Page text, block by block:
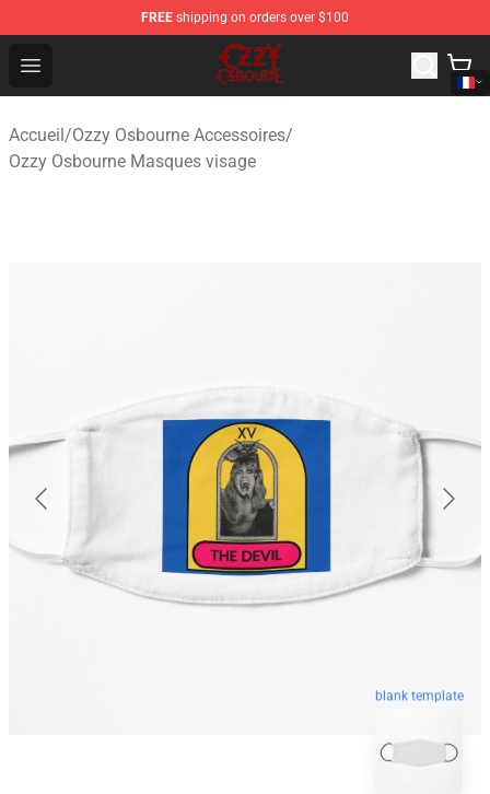
FREE shipping on orders over $100
Open menu
Ozzy Osbourne Store - Official Ozzy Osbourne
Accueil/Ozzy Osbourne Accessoires/
Ozzy Osbourne Masques visage
blank template